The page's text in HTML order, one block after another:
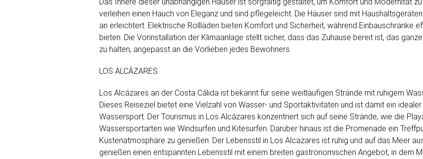
Das Innere dieser unabhängigen Häuser ist sorgfältig gestaltet, um Komfort und Modernität
verleihen einen Hauch von Eleganz und sind pflegeleicht. Die Häuser sind mit
an erleichtert. Elektrische Rollläden bieten Komfort und Sicherheit, während Einbauschränke
bieten. Die Vorinstallation der Klimaanlage stellt sicher, dass das Zuhause bereit ist, das
zu halten, angepasst an die Vorlieben jedes Bewohners.
LOS ALCÁZARES
Los Alcázares an der Costa Cálida ist bekannt für seine weitläufigen Strände mit ruhigem
Dieses Reiseziel bietet eine Vielzahl von Wasser- und Sportaktivitäten und ist damit ein
Wassersport. Der Tourismus in Los Alcázares konzentriert sich auf seine Strände, wie die
Wassersportarten wie Windsurfen und Kitesurfen. Darüber hinaus ist die Promenade ein
Küstenatmosphäre zu genießen. Der Lebensstil in Los Alcazares ist ruhig und auf das Meer
genießen einen entspannten Lebensstil mit einem breiten gastronomischen Angebot, in dem